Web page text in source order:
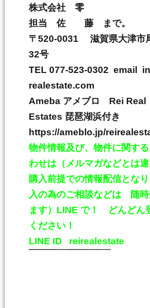
株式会社 零
担当 佐 藤 まで。
〒520-0031 滋賀県大津市
32号
TEL 077-523-0302 email
realestate.com
Ameba アメブロ Rei Real
Estates 琵琶湖浜付き
https://ameblo.jp/
物件情報及び、物件に関す
わせは（メルマガなどとは
購入前提での情報配信とな
入の為のご相談などは 随
ます） LINE で！ どんどん
ください！
LINE ID reirealestate